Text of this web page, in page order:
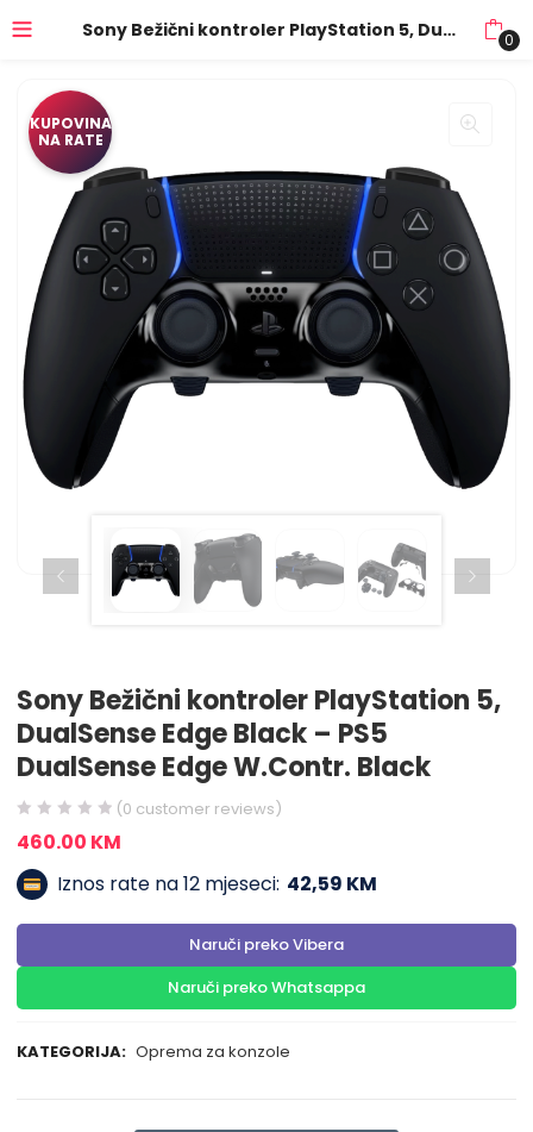
Sony Bežični kontroler PlayStation 5, DualSense Edge Black – PS5 DualSense Edge W.Contr. Black 0
KUPOVINA
NA RATE
Sony Bežični kontroler PlayStation 5,
DualSense Edge Black – PS5
DualSense Edge W.Contr. Black
(0 customer reviews)
460.00 KM
Iznos rate na 12 mjeseci: 42,59 KM
Naruči preko Vibera
Naruči preko Whatsappa
KATEGORIJA: Oprema za konzole